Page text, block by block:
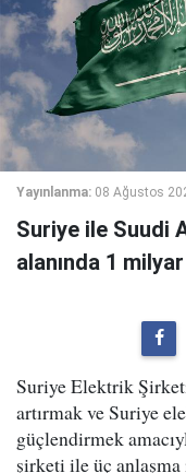
Yayınlanma: 08 Ağustos
Suriye ile Suudi
alanında 1
Suriye Elektrik
artırmak ve Suriye
güçlendirmek
şirketi ile üç anlaşma